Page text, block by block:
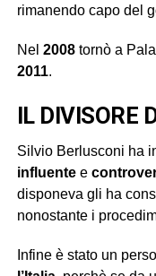
rimanendo capo del
Nel 2008tornò a
2011.
IL DIVISORE
Silvio Berlusconi ha
influentee
disponeva gli ha
nonostante i
Infine è stato un